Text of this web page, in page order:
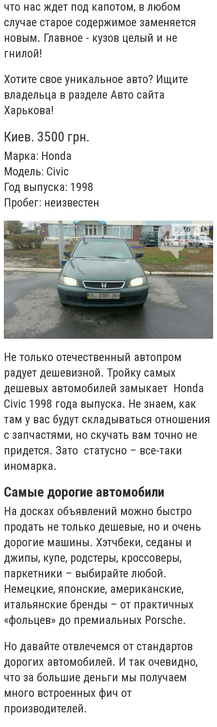
что нас ждет под капотом, в любом
случае старое содержимое заменяется
новым. Главное - кузов целый и не
гнилой!
Хотите свое уникальное авто? Ищите
владельца в разделе Авто сайта
Харькова!
Киев. 3500 грн.
Марка: Honda
Модель: Civic
Год выпуска: 1998
Пробег: неизвестен
Не только отечественный автопром
радует дешевизной. Тройку самых
дешевых автомобилей замыкает Honda
Civic 1998 года выпуска. Не знаем, как
там у вас будут складываться отношения
с запчастями, но скучать вам точно не
придется. Зато статусно – все-таки
иномарка.
Самые дорогие автомобили
На досках объявлений можно быстро
продать не только дешевые, но и очень
дорогие машины. Хэтчбеки, седаны и
джипы, купе, родстеры, кроссоверы,
паркетники – выбирайте любой.
Немецкие, японские, американские,
итальянские бренды – от практичных
«фольцев» до премиальных Porsche.
Но давайте отвлечемся от стандартов
дорогих автомобилей. И так очевидно,
что за большие деньги мы получаем
много встроенных фич от
производителей.